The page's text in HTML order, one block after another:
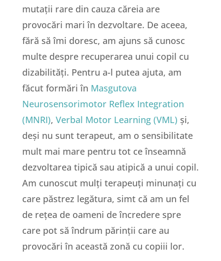
mutații rare din cauza căreia are
provocări mari în dezvoltare. De aceea,
fără să îmi doresc, am ajuns să cunosc
multe despre recuperarea unui copil cu
dizabilități. Pentru a-l putea ajuta, am
făcut formări în Masgutova
Neurosensorimotor Reflex Integration
(MNRI), Verbal Motor Learning (VML) și,
deși nu sunt terapeut, am o sensibilitate
mult mai mare pentru tot ce înseamnă
dezvoltarea tipică sau atipică a unui copil.
Am cunoscut mulți terapeuți minunați cu
care păstrez legătura, simt că am un fel
de rețea de oameni de încredere spre
care pot să îndrum părinții care au
provocări în această zonă cu copiii lor.